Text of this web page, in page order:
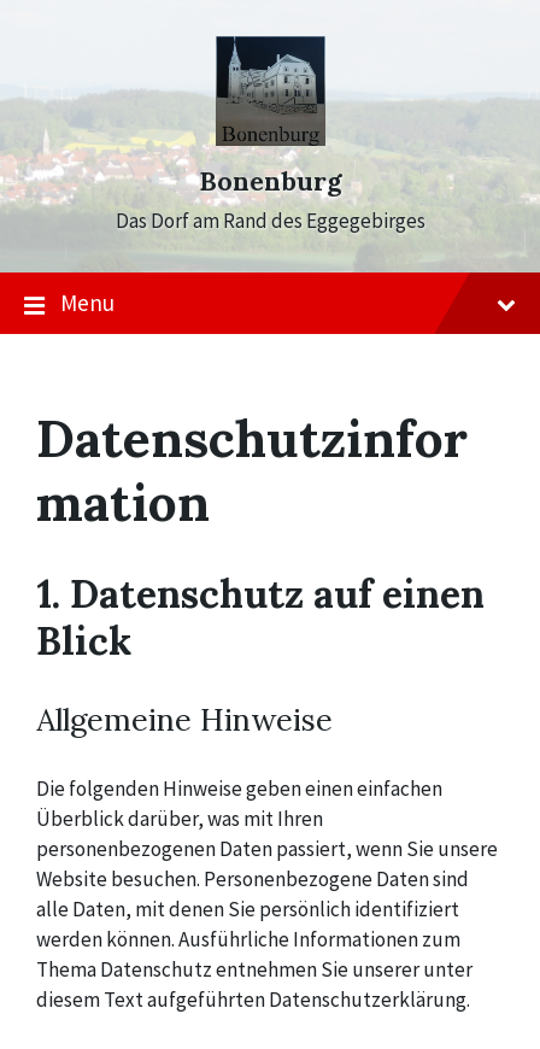
Bonenburg
Das Dorf am Rand des Eggegebirges
Menu
Datenschutzinfor
mation
1. Datenschutz auf einen
Blick
Allgemeine Hinweise
Die folgenden Hinweise geben einen einfachen
Überblick darüber, was mit Ihren
personenbezogenen Daten passiert, wenn Sie unsere
Website besuchen. Personenbezogene Daten sind
alle Daten, mit denen Sie persönlich identifiziert
werden können. Ausführliche Informationen zum
Thema Datenschutz entnehmen Sie unserer unter
diesem Text aufgeführten Datenschutzerklärung.